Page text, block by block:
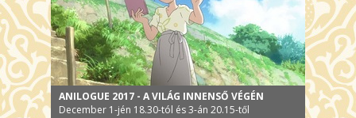
ANILOGUE 2017 - A VILÁG INNENSŐ VÉGÉN
December 1-jén 18.30-tól és 3-án 20.15-től